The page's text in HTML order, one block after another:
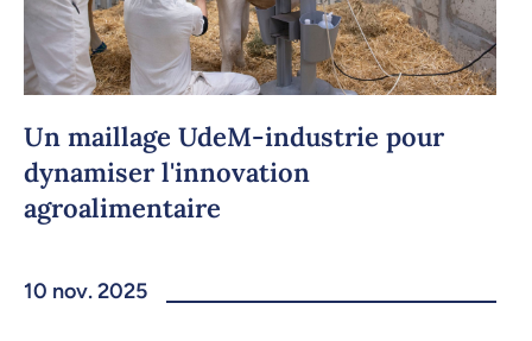
Un maillage UdeM-industrie pour
dynamiser l'innovation
agroalimentaire
10 nov. 2025